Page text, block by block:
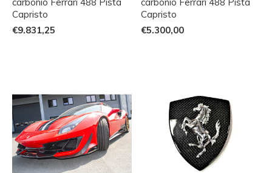
Capristo
€9.831,25
Capristo
€5.300,00